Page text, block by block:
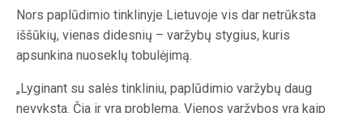
Nors paplūdimio tinklinyje Lietuvoje vis dar netrūksta
iššūkių, vienas didesnių – varžybų stygius, kuris
apsunkina nuoseklų tobulėjimą.
„Lyginant su salės tinkliniu, paplūdimio varžybų daug
nevyksta. Čia ir yra problema. Vienos varžybos yra kaip